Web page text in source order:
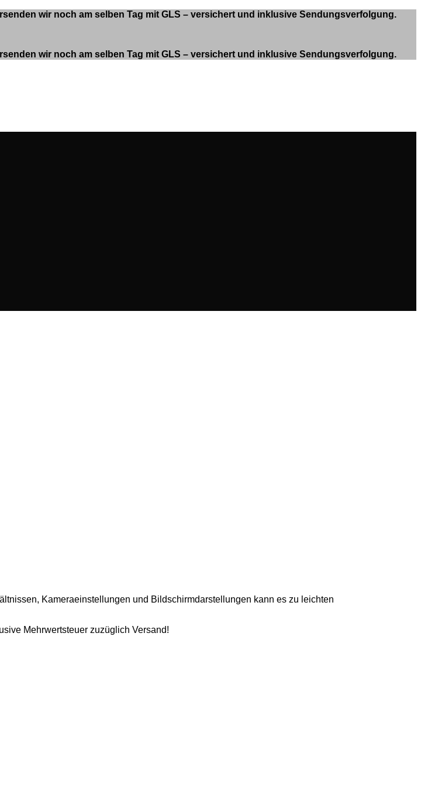
wir noch am selben Tag mit GLS – versichert und inklusive Sendungsverfolgung.
wir noch am selben Tag mit GLS – versichert und inklusive Sendungsverfolgung.
Kameraeinstellungen und Bildschirmdarstellungen kann es zu leichten
Mehrwertsteuer zuzüglich Versand!